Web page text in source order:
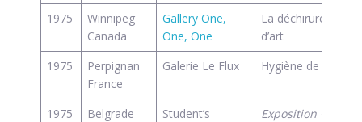
1975
Winnipeg
Canada
Gallery One,
One, One
La déchirure des
d’art
1975
Perpignan
France
Galerie Le Flux Hygiène de la
1975
Belgrade
Student’s
Exposition +